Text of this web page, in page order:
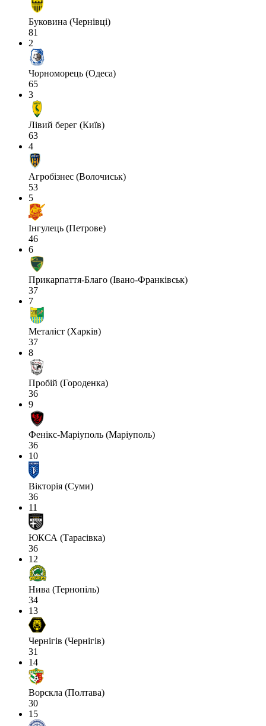
Буковина (Чернівці)
81
2
Чорноморець (Одеса)
65
3
Лівий берег (Київ)
63
4
Агробізнес (Волочиськ)
53
5
Інгулець (Петрове)
46
6
Прикарпаття-Благо (Івано-Франківськ)
37
7
Металіст (Харків)
37
8
Пробій (Городенка)
36
9
Фенікс-Маріуполь (Маріуполь)
36
10
Вікторія (Суми)
36
11
ЮКСА (Тарасівка)
36
12
Нива (Тернопіль)
34
13
Чернігів (Чернігів)
31
14
Ворскла (Полтава)
30
15